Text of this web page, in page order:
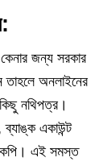
কেনার জন্য সরকার
তাহলে অনলাইনের
নথিপত্র।
একাউন্ট
কপি। এই সমস্ত